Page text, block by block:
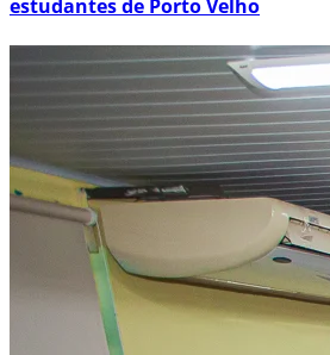
estudantes de Porto Velho